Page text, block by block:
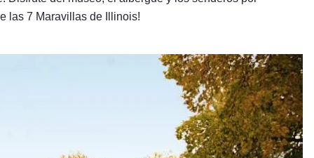
las 7 Maravillas de Illinois!
otoñales llenas de color